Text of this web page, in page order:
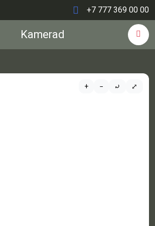
+7 777 369 00 00
Kamerad
+ − ⤾ ⤢